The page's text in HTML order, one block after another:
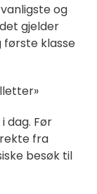
og
gjelder
første klasse
dag. Før
fra
besøk til